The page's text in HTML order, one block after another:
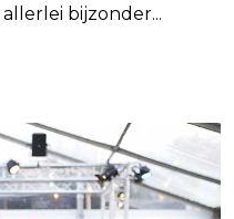
bijzonder...